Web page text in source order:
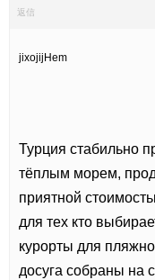
返信
jixojijHem
Турция стабильно
тёплым морем,
приятной
для тех кто
курорты для
досуга собраны на